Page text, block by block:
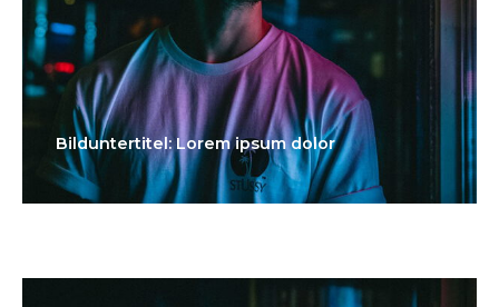
Bilduntertitel: Lorem ipsum dolor